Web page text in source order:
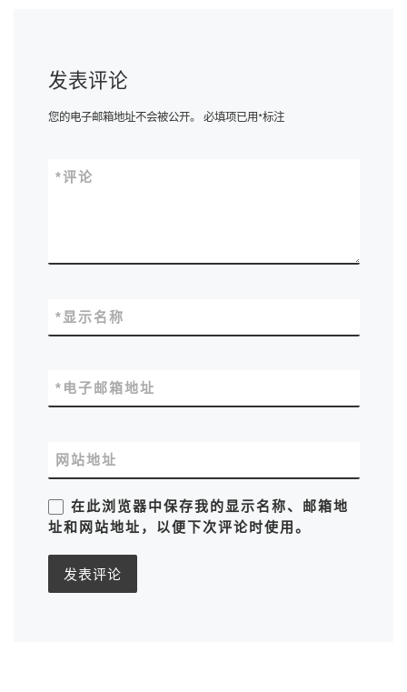
发表评论
您的电子邮箱地址不会被公开。 必填项已用*标注
评论
*
显示名称
*
电子邮箱地址
*
网站地址
在此浏览器中保存我的显示名称、邮箱地
址和网站地址，以便下次评论时使用。